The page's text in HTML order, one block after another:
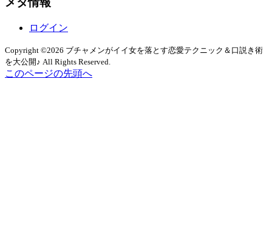
イ
ログイン
Copyright ©2026 ブチャメンがイイ女を落とす恋愛テクニック＆口説き術
を大公開♪ All Rights Reserved.
このページの先頭へ